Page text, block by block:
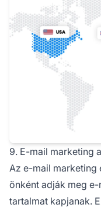
9. E-mail marketing
Az e-mail marketing
önként adják meg
tartalmat kapjanak.